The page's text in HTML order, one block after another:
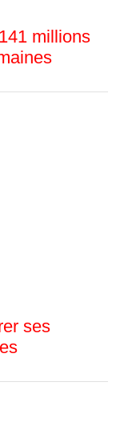
millions
ses